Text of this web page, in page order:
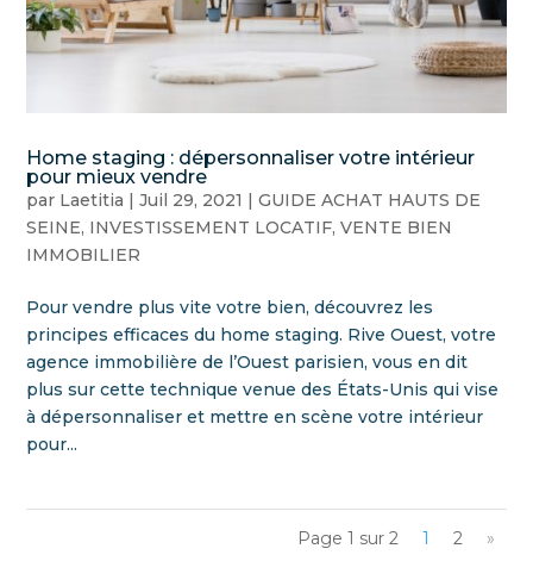
Home staging : dépersonnaliser votre intérieur
pour mieux vendre
par Laetitia |Juil 29, 2021 |GUIDE ACHAT HAUTS DE
SEINE, INVESTISSEMENT LOCATIF,VENTE BIEN
IMMOBILIER
Pour vendre plus vite votre bien, découvrez les
principes efficaces du home staging. Rive Ouest, votre
agence immobilière de l’Ouest parisien, vous en dit
plus sur cette technique venue des États-Unis qui vise
à dépersonnaliser et mettre en scène votre intérieur
pour...
Page 1 sur 2 1 2 »